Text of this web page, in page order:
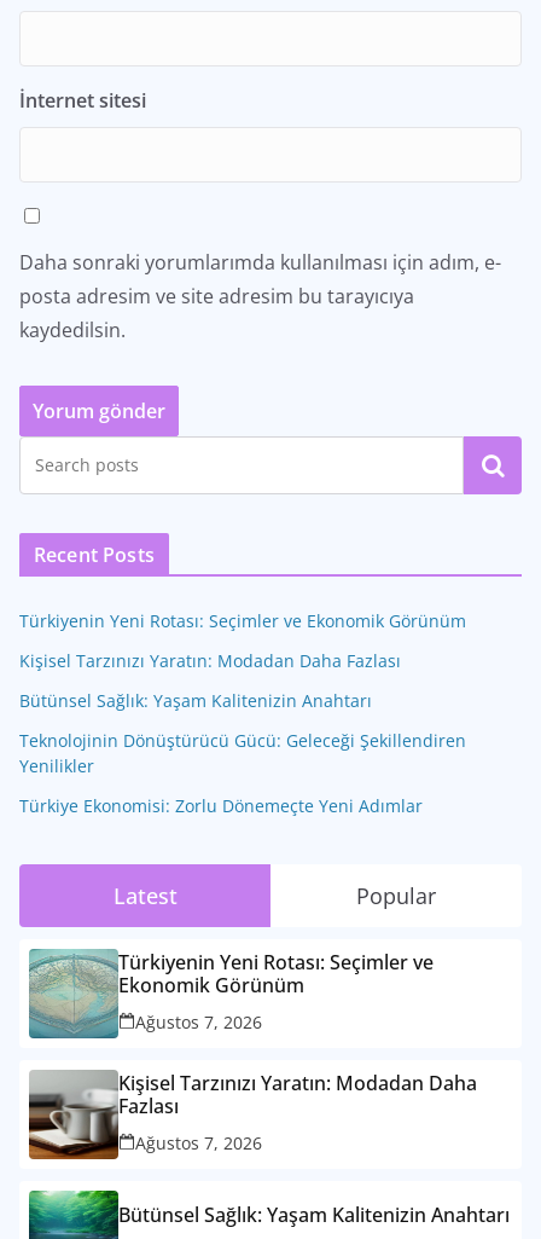
İnternet sitesi
Daha sonraki yorumlarımda kullanılması için adım, e-
posta adresim ve site adresim bu tarayıcıya
kaydedilsin.
Ara
Recent Posts
Türkiyenin Yeni Rotası: Seçimler ve Ekonomik Görünüm
Kişisel Tarzınızı Yaratın: Modadan Daha Fazlası
Bütünsel Sağlık: Yaşam Kalitenizin Anahtarı
Teknolojinin Dönüştürücü Gücü: Geleceği Şekillendiren
Yenilikler
Türkiye Ekonomisi: Zorlu Dönemeçte Yeni Adımlar
Latest Popular
Türkiyenin Yeni Rotası: Seçimler ve
Ekonomik Görünüm
Ağustos 7, 2026
Kişisel Tarzınızı Yaratın: Modadan Daha
Fazlası
Ağustos 7, 2026
Bütünsel Sağlık: Yaşam Kalitenizin Anahtarı